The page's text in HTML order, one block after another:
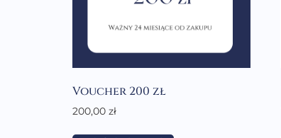
Voucher 200 zł
200,00 zł